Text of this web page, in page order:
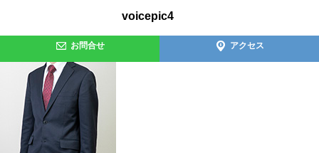
お問合せ アクセス
voicepic4